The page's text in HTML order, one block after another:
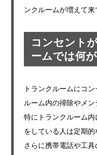
ンクルームが増えて来
コンセント
ームでは何
トランクルームにコ
ルーム内の掃除やメン
特にトランクルーム
をしている人は定期的
さらに携帯電話や工